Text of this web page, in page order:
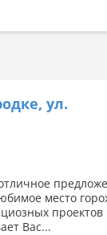
ул.
место
проектов
Вас...